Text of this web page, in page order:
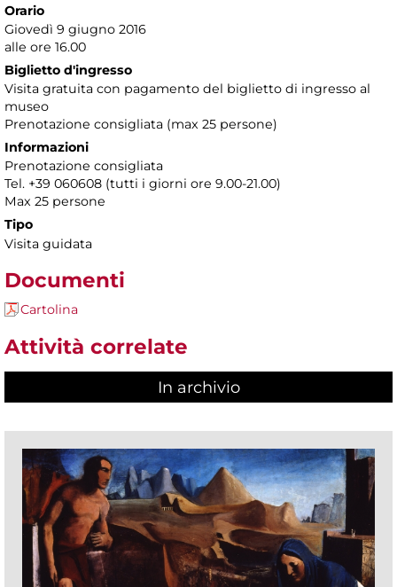
Orario
Giovedì 9 giugno 2016
alle ore 16.00
Biglietto d'ingresso
Visita gratuita con pagamento del biglietto di ingresso al
museo
Prenotazione consigliata (max 25 persone)
Informazioni
Prenotazione consigliata
Tel. +39 060608 (tutti i giorni ore 9.00-21.00)
Max 25 persone
Tipo
Visita guidata
Documenti
Cartolina
Attività correlate
In archivio